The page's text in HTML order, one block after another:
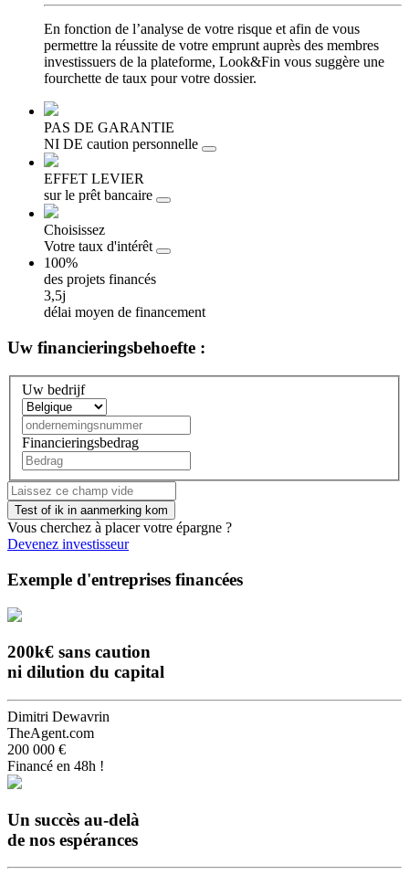
En fonction de l’analyse de votre risque et afin de vous
permettre la réussite de votre emprunt auprès des membres
investissuers de la plateforme, Look&Fin vous suggère une
fourchette de taux pour votre dossier.
PAS DE GARANTIE
NI DE caution personnelle
EFFET LEVIER
sur le prêt bancaire
Choisissez
Votre taux d'intérêt
100%
des projets financés
3,5j
délai moyen de financement
Uw financieringsbehoefte :
Uw bedrijf
Financieringsbedrag
Vous cherchez à placer votre épargne ?
Devenez investisseur
Exemple d'entreprises financées
200k€ sans caution
ni dilution du capital
Dimitri Dewavrin
TheAgent.com
200 000 €
Financé en 48h !
Un succès au-delà
de nos espérances